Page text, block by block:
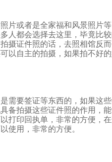
片或者是全家福和风景照片等
人都会选择去这里，毕竟比
摄证件照的话，去照相馆反
以自主的拍摄，如果拍不好
是需要签证等东西的，如果这
备拍摄这些证件照的作用
打印回执单，非常的方便
，非常的方便。